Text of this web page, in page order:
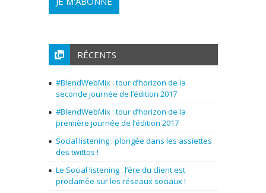
RÉCENTS
#BlendWebMix : tour d’horizon de la
seconde journée de l’édition 2017
#BlendWebMix : tour d’horizon de la
première journée de l’édition 2017
Social listening : plongée dans les assiettes
des twittos !
Le Social listening : l’ère du client est
proclamée sur les réseaux sociaux !